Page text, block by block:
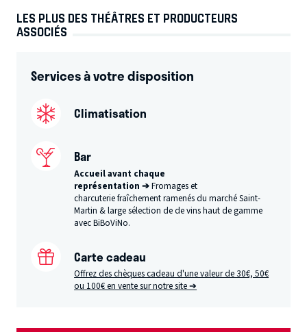
LES PLUS DES THÉÂTRES ET PRODUCTEURS
ASSOCIÉS
Services à votre disposition
Climatisation
Bar
Accueil avant chaque
représentation ➔Fromages et
charcuterie fraîchement ramenés du marché Saint-
Martin & large sélection de de vins haut de gamme
avec BiBoViNo.
Carte cadeau
Offrez des chèques cadeau d'une valeur de 30€, 50€
ou 100€ en vente sur notre site ➔